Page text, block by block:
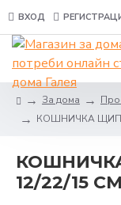
ВХОД
За дома
КОШНИЧКА
12/22/15 СМ